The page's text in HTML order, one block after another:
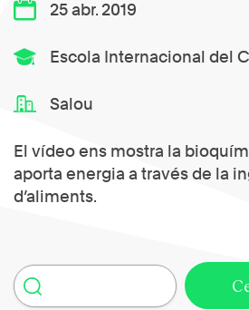
25 abr. 2019
Escola Internacional del
Salou
El vídeo ens mostra la
aporta energia a través de la
d’aliments.